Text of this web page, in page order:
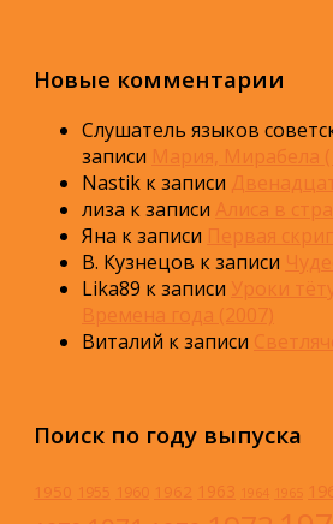
Новые комментарии
Слушатель языков
записи Мария, Мирабела
Nastik к записи
лиза к записи Алиса в
Яна к записи Первая
В. Кузнецов к записи
Lika89 к записи Уроки
Времена года (2007)
Виталий к записи
Поиск по году выпуска
1950 1955 1960 1962 1963 1964 1965